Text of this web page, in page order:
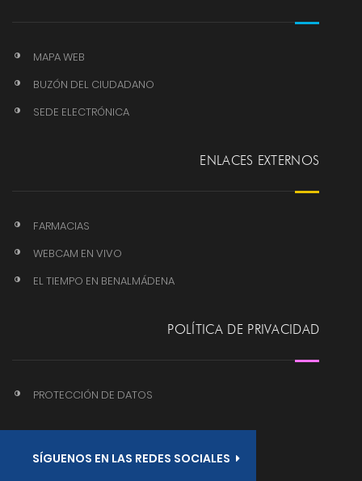
MAPA WEB
BUZÓN DEL CIUDADANO
SEDE ELECTRÓNICA
ENLACES EXTERNOS
FARMACIAS
WEBCAM EN VIVO
EL TIEMPO EN BENALMÁDENA
POLÍTICA DE PRIVACIDAD
PROTECCIÓN DE DATOS
SÍGUENOS EN LAS REDES SOCIALES